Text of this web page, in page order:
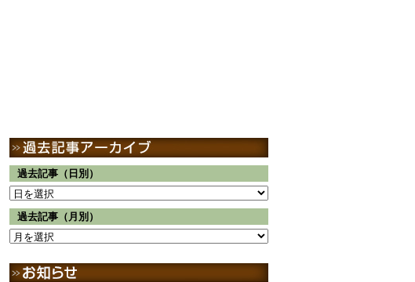
過去記事（日別）
過去記事（月別）